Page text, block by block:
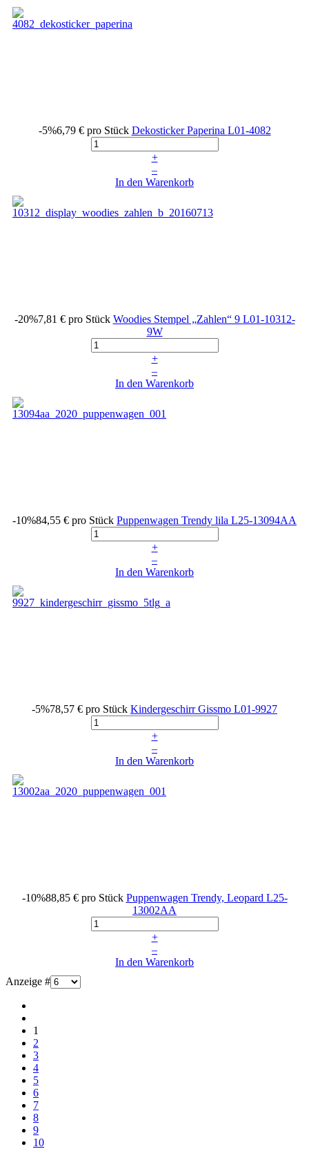
-5%6,79 € pro Stück Dekosticker Paperina L01-4082
+
–
In den Warenkorb
-20%7,81 € pro Stück Woodies Stempel „Zahlen“ 9 L01-10312-
9W
+
–
In den Warenkorb
-10%84,55 € pro Stück Puppenwagen Trendy lila L25-13094AA
+
–
In den Warenkorb
-5%78,57 € pro Stück Kindergeschirr Gissmo L01-9927
+
–
In den Warenkorb
-10%88,85 € pro Stück Puppenwagen Trendy, Leopard L25-
13002AA
+
–
In den Warenkorb
Anzeige #
1
2
3
4
5
6
7
8
9
10